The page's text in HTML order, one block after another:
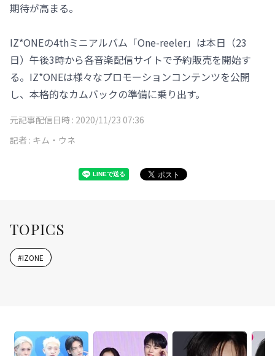
期待が高まる。
IZ*ONEの4thミニアルバム「One-reeler」は本日（23
日）午後3時から各音楽配信サイトで予約販売を開始す
る。IZ*ONEは様々なプロモーションコンテンツを公開
し、本格的なカムバックの準備に乗り出す。
元記事配信日時 : 2020/11/23 07:36
記者 : キム・ウネ
TOPICS
#IZONE